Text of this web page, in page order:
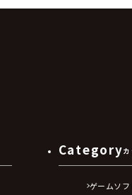
Category
ゲームソフ